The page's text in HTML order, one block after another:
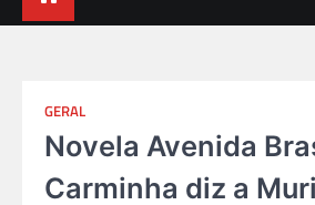
GERAL
Novela Avenida
Carminha diz a